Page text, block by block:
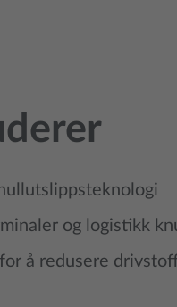
og logistikk
å redusere